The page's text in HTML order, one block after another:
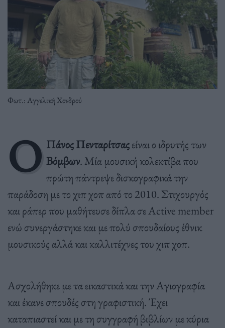
Φωτ.: Αγγελική Χονδρού
Ο Πάνος Πενταρίτσαςείναι ο ιδρυτής των
Βόμβων. Μία μουσική κολεκτίβα που
πρώτη πάντρεψε δισκογραφικά την
παράδοση με το χιπ χοπ από το 2010. Στιχουργός
και ράπερ που μαθήτευσε δίπλα σε Active member
ενώ συνεργάστηκε και με πολύ σπουδαίους έθνικ
μουσικούς αλλά και καλλιτέχνες του χιπ χοπ.
Ασχολήθηκε με τα εικαστικά και την Αγιογραφία
και έκανε σπουδές στη γραφιστική. Έχει
καταπιαστεί και με τη συγγραφή βιβλίων με κύρια